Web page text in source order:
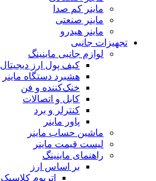
ماینر کم‌ صدا
ماینر صنعتی
ماینر هیدرو
تجهیزات جانبی
لوازم جانبی ماینینگ
کیف پول ارز دیجیتال
هشبرد دستگاه ماینر
خنک‌کننده و فن
کابل و اتصالات
کنترلر و برد
پاور ماینر
ماشین حساب ماینر
لیست قیمت ماینر
راهنمای ماینینگ
بر اساس ارز
اتریوم کلاسیک